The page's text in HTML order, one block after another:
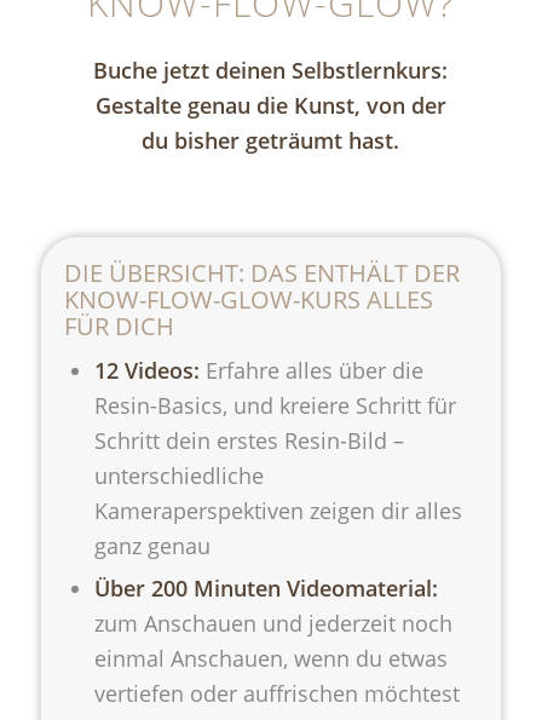
Buche jetzt deinen Selbstlernkurs:
Gestalte genau die Kunst, von der
du bisher geträumt hast.
DIE ÜBERSICHT: DAS ENTHÄLT DER
KNOW-FLOW-GLOW-KURS ALLES
FÜR DICH
12 Videos: Erfahre alles über die
Resin-Basics, und kreiere Schritt für
Schritt dein erstes Resin-Bild –
unterschiedliche
Kameraperspektiven zeigen dir alles
ganz genau
Über 200 Minuten Videomaterial:
zum Anschauen und jederzeit noch
einmal Anschauen, wenn du etwas
vertiefen oder auffrischen möchtest